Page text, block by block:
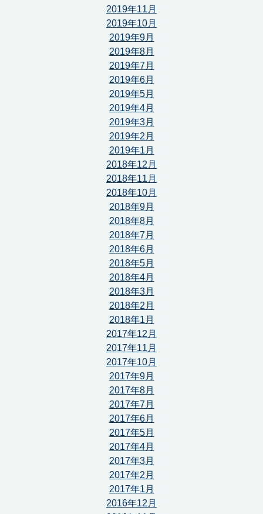
2019年11月
2019年10月
2019年9月
2019年8月
2019年7月
2019年6月
2019年5月
2019年4月
2019年3月
2019年2月
2019年1月
2018年12月
2018年11月
2018年10月
2018年9月
2018年8月
2018年7月
2018年6月
2018年5月
2018年4月
2018年3月
2018年2月
2018年1月
2017年12月
2017年11月
2017年10月
2017年9月
2017年8月
2017年7月
2017年6月
2017年5月
2017年4月
2017年3月
2017年2月
2017年1月
2016年12月